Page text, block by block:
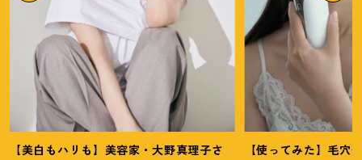
【美白もハリも】美容家・大野真理子さ
【使ってみた】毛穴